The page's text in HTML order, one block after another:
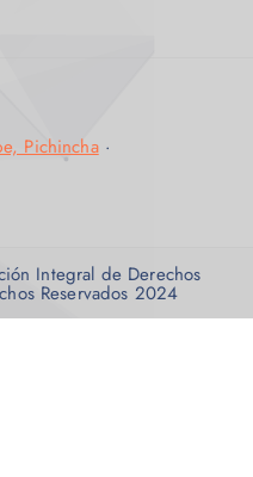
Pichincha·
Integral de Derechos
Reservados 2024